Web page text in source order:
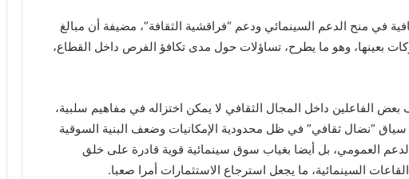
في منح الدعم السينمائي ودعم “فراقشية الثقافة”، مضيفة أن مبالغ
بعينها، وهو ما يطرح، تساؤلات حول مدى تكافؤ الفرص داخل القطاع،
الفاعلين داخل المجال الثقافي لا يمكن اختزاله في مفاهيم سلبية،
سياق “نضال ثقافي” في ظل محدودية الإمكانيات وضعف البنية السوقية
العمومي، بل أيضا بغياب سوق سينمائية قوية قادرة على خلق
السينمائية، ما يجعل استرجاع الاستثمارات أمرا صعبا.